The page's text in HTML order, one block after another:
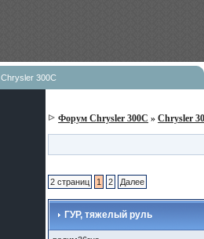
Chrysler 300C
Форум Chrysler 300C »Chrysler
2 страниц 1 2 Далее
ГУР, тяжелый руль